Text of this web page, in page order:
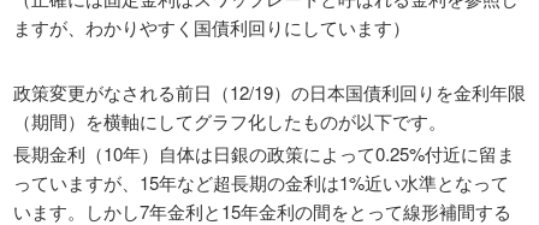
ますが、わかりやすく国債利回りにしています）
政策変更がなされる前日（12/19）の日本国債利回りを金利年限
（期間）を横軸にしてグラフ化したものが以下です。
長期金利（10年）自体は日銀の政策によって0.25%付近に留ま
っていますが、15年など超長期の金利は1%近い水準となって
います。しかし7年金利と15年金利の間をとって線形補間する